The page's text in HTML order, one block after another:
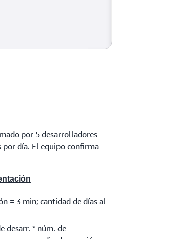
por 5 desarrolladores
por día. El equipo confirma
= 3 min; cantidad de días al
desarr. * núm. de